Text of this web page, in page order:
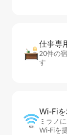
仕事専
20件の
す
Wi-Fi
ミラノ
Wi-Fiを